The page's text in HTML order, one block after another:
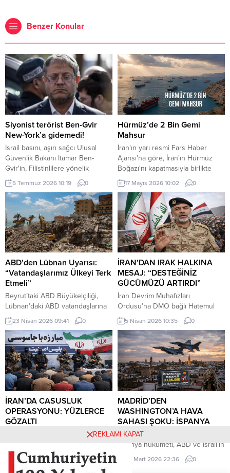
Benzer Konular
Siyonist terörist Ben-Gvir
New-York’a gidemedi!
İsrail basını, aşırı sağcı Ulusal
Güvenlik Bakanı Itamar Ben-
Gvir'in, Filistinlilere yönelik
politika ve uygulamaları nedeniyle
"gözaltına alınma" endişesiyle bu
hafta New York'a yapacağı ziyareti
iptal ettiğini ileri sürdü.
5 Temmuz 2026 10:19 0
Hürmüz’de 2 Bin Gemi
Mahsur
İran'ın yarı resmi Fars Haber
Ajansı’na göre, İran'ın Hürmüz
Boğazı'nı kapatmasıyla birlikte
bölgede yaklaşık iki bin gemi ve
20 bin gemi personeli mahsur
kaldı.
17 Mayıs 2026 10:02 0
ABD’den Lübnan Uyarısı:
“Vatandaşlarımız Ülkeyi Terk
Etmeli”
Beyrut’taki ABD Büyükelçiliği,
Lübnan’daki ABD vatandaşlarına
güvenlik durumunun hızla
değişebileceği uyarısında
bulunarak, ticari uçuşlar hâlâ
devam ederken ülkeden
ayrılmalarını tavsiye etti.
23 Nisan 2026 09:41 0
İRAN’DAN IRAK HALKINA
MESAJ: “DESTEĞİNİZ
GÜCÜMÜZÜ ARTIRDI”
İran Devrim Muhafızları
Ordusu’na DMO bağlı Hatemul
Enbiya Merkez Karargahı
Sözcüsü İbrahim Zülfikari,
Hürmüz Boğazı üzerinden
uygulanan kısıtlamalara ilişkin
yaptığı açıklamada, Irak’ın bu
kısıtlamalardan muaf tutulacağını
belirtti.
5 Nisan 2026 10:35 0
İRAN’DA CASUSLUK
OPERASYONU: YÜZLERCE
GÖZALTI
Gilan eyaletinde yürütülen
adına faaliyet yürüttükleri öne
sürülen 101 kişi daha gözaltına
5 Nisan 2026 10:31 0
MADRİD’DEN
WASHINGTON’A HAVA
SAHASI ŞOKU: İSPANYA
KAPILARI KAPATTI!
İspanya hükümeti, ABD ve İsrail’in
İran’a yönelik saldırılarına katılan
Amerikan uçaklarına hava
30 Mart 2026 22:36 0
REKLAMI KAPAT